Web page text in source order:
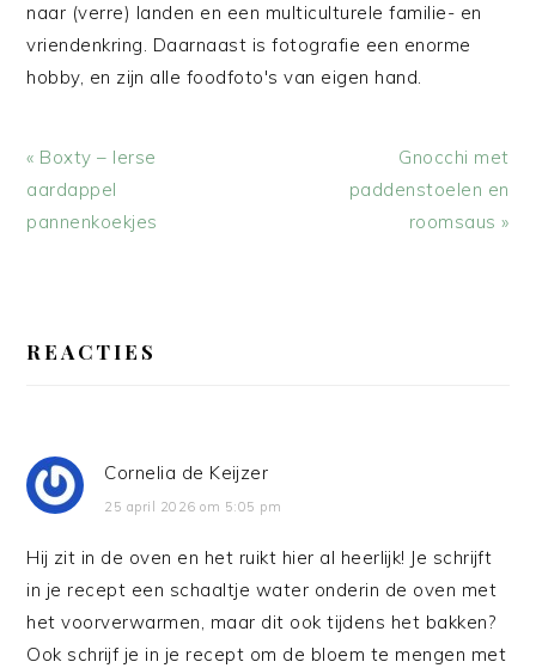
naar (verre) landen en een multiculturele familie- en
vriendenkring. Daarnaast is fotografie een enorme
hobby, en zijn alle foodfoto's van eigen hand.
Vorig
bericht:
« Boxty – Ierse
aardappel
pannenkoekjes
Volgend
bericht:
Gnocchi met
paddenstoelen en
roomsaus »
INTERACTIES
REACTIES
Cornelia de Keijzer
25 april 2026 om 5:05 pm
Hij zit in de oven en het ruikt hier al heerlijk! Je schrijft
in je recept een schaaltje water onderin de oven met
het voorverwarmen, maar dit ook tijdens het bakken?
Ook schrijf je in je recept om de bloem te mengen met